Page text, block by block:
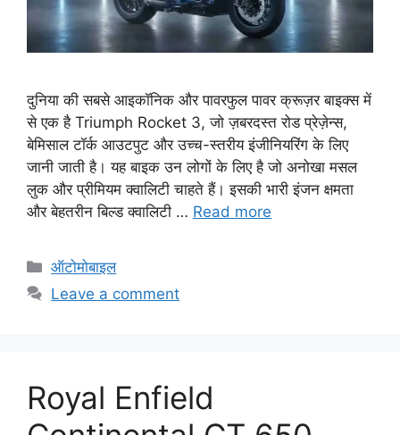
दुनिया की सबसे आइकॉनिक और पावरफुल पावर क्रूज़र बाइक्स में
से एक है Triumph Rocket 3, जो ज़बरदस्त रोड प्रेज़ेन्स,
बेमिसाल टॉर्क आउटपुट और उच्च-स्तरीय इंजीनियरिंग के लिए
जानी जाती है। यह बाइक उन लोगों के लिए है जो अनोखा मसल
लुक और प्रीमियम क्वालिटी चाहते हैं। इसकी भारी इंजन क्षमता
और बेहतरीन बिल्ड क्वालिटी … Read more
C
a
r
ऑटोमोबाइल
Leave a comment
Royal Enfield